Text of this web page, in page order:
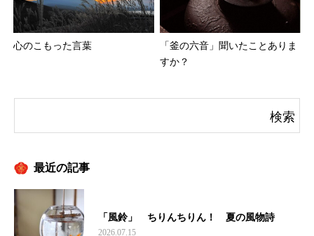
心のこもった言葉
「釜の六音」聞いたことありま
すか？
最近の記事
「風鈴」 ちりんちりん！ 夏の風物詩
2026.07.15